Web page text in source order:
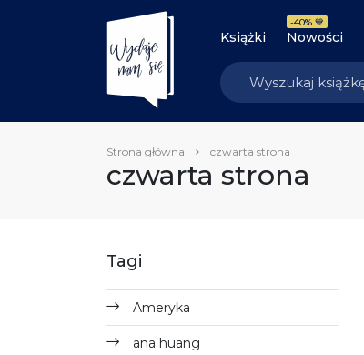
Książki Nowości
-40% 💙
Strona główna czwarta strona
czwarta strona
Tagi
Ameryka
ana huang